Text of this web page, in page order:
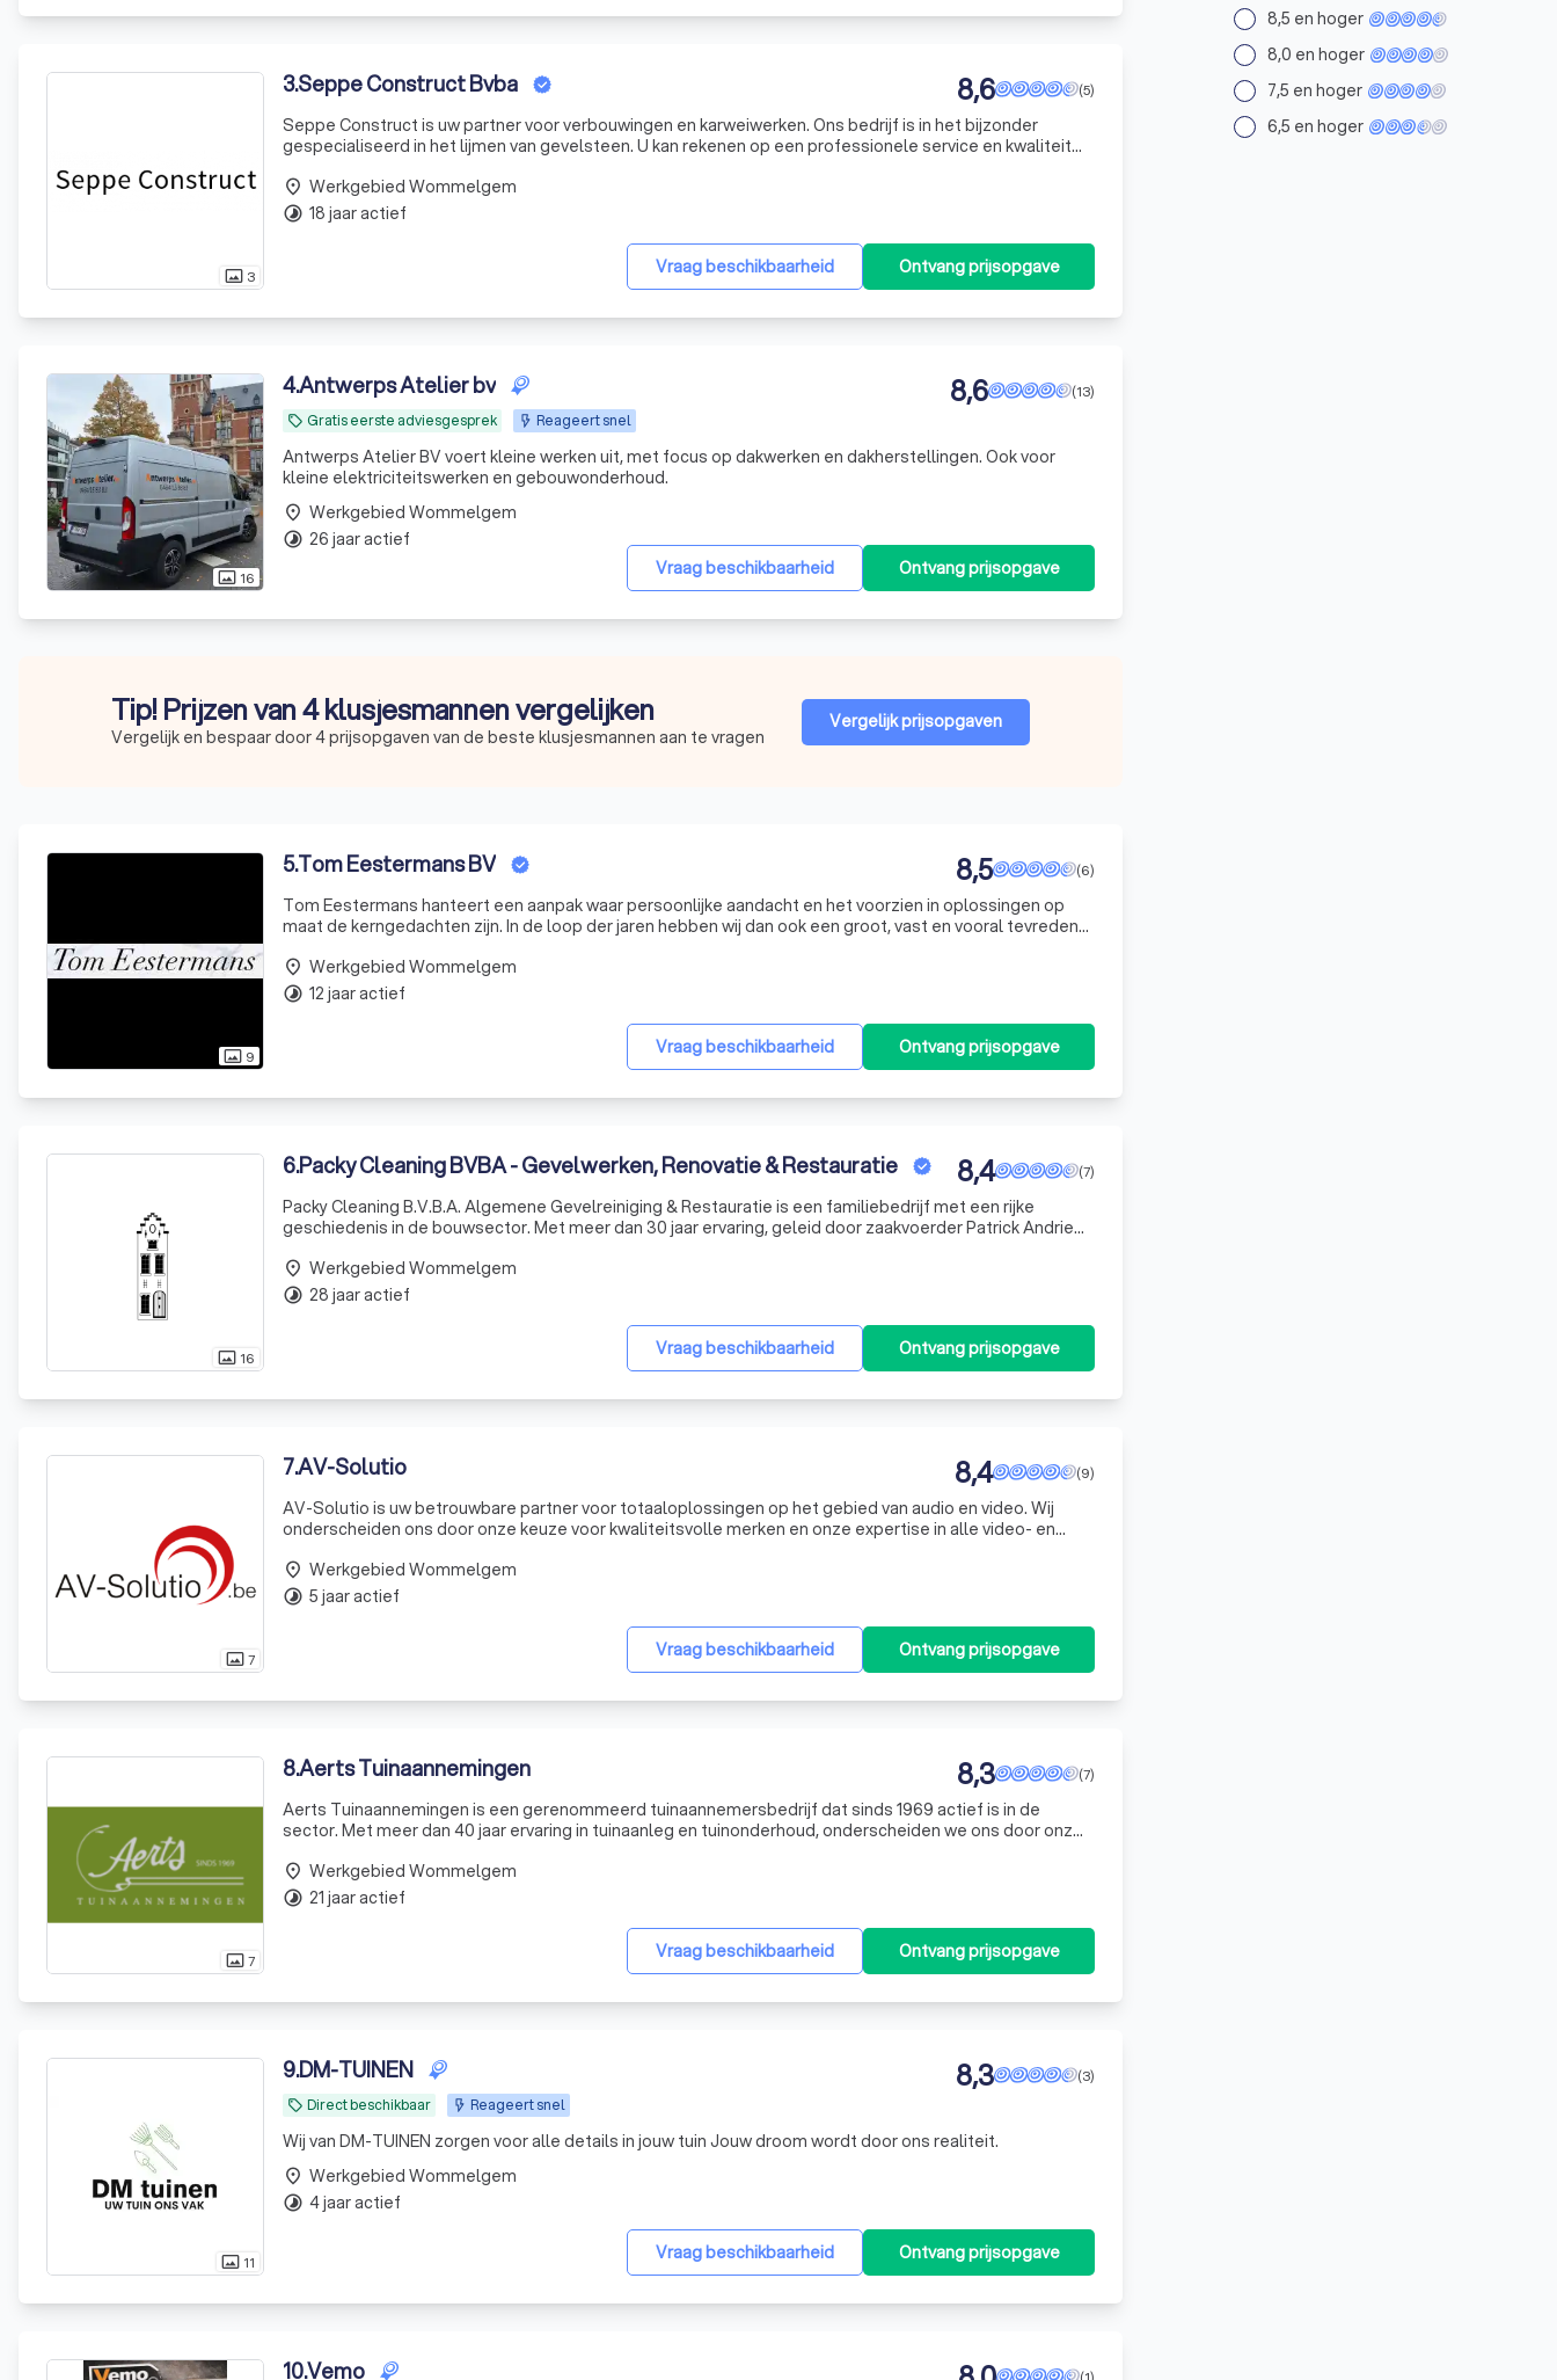
photo_size_select_actual 3
3.Seppe Construct Bvba (5)
8,6
Seppe Construct is uw partner voor verbouwingen en karweiwerken. Ons bedrijf is in het bijzonder
gespecialiseerd in het lijmen van gevelsteen. U kan rekenen op een professionele service en kwaliteit
Vraag beschikbaarheid Ontvang prijsopgave
place Werkgebied Wommelgem
timelapse 18 jaar actief
photo_size_select_actual 16
4.Antwerps Atelier bv
local_offer Gratis eerste adviesgesprek Reageert snel
(13)
8,6
Antwerps Atelier BV voert kleine werken uit, met focus op dakwerken en dakherstellingen. Ook voor
kleine elektriciteitswerken en gebouwonderhoud.
Vraag beschikbaarheid Ontvang prijsopgave
place Werkgebied Wommelgem
timelapse 26 jaar actief
Tip! Prijzen van 4 klusjesmannen vergelijken
Vergelijk en bespaar door 4 prijsopgaven van de beste klusjesmannen aan te vragen
Vergelijk prijsopgaven
photo_size_select_actual 9
5.Tom Eestermans BV (6)
8,5
Tom Eestermans hanteert een aanpak waar persoonlijke aandacht en het voorzien in oplossingen op
maat de kerngedachten zijn. In de loop der jaren hebben wij dan ook een groot, vast en vooral tevreden
Vraag beschikbaarheid Ontvang prijsopgave
place Werkgebied Wommelgem
timelapse 12 jaar actief
photo_size_select_actual 16
6.Packy Cleaning BVBA - Gevelwerken, Renovatie & Restauratie (7)
8,4
Packy Cleaning B.V.B.A. Algemene Gevelreiniging & Restauratie is een familiebedrijf met een rijke
geschiedenis in de bouwsector. Met meer dan 30 jaar ervaring, geleid door zaakvoerder Patrick Andries
Vraag beschikbaarheid Ontvang prijsopgave
place Werkgebied Wommelgem
timelapse 28 jaar actief
photo_size_select_actual7
7.AV-Solutio (9)
8,4
AV-Solutio is uw betrouwbare partner voor totaaloplossingen op het gebied van audio en video. Wij
onderscheiden ons door onze keuze voor kwaliteitsvolle merken en onze expertise in alle video- en
Vraag beschikbaarheid Ontvang prijsopgave
place Werkgebied Wommelgem
timelapse 5 jaar actief
photo_size_select_actual7
8.Aerts Tuinaannemingen (7)
8,3
Aerts Tuinaannemingen is een gerenommeerd tuinaannemersbedrijf dat sinds 1969 actief is in de
sector. Met meer dan 40 jaar ervaring in tuinaanleg en tuinonderhoud, onderscheiden we ons door onze
ern
Vraag beschikbaarheid Ontvang prijsopgave
place Werkgebied Wommelgem
timelapse 21 jaar actief
photo_size_select_actual 11
9.DM-TUINEN
local_offer Direct beschikbaar Reageert snel
(3)
8,3
Wij van DM-TUINEN zorgen voor alle details in jouw tuin Jouw droom wordt door ons realiteit.
Vraag beschikbaarheid Ontvang prijsopgave
place Werkgebied Wommelgem
timelapse 4 jaar actief
10.Vemo
8,5 en hoger
8,0 en hoger
7,5 en hoger
6,5 en hoger